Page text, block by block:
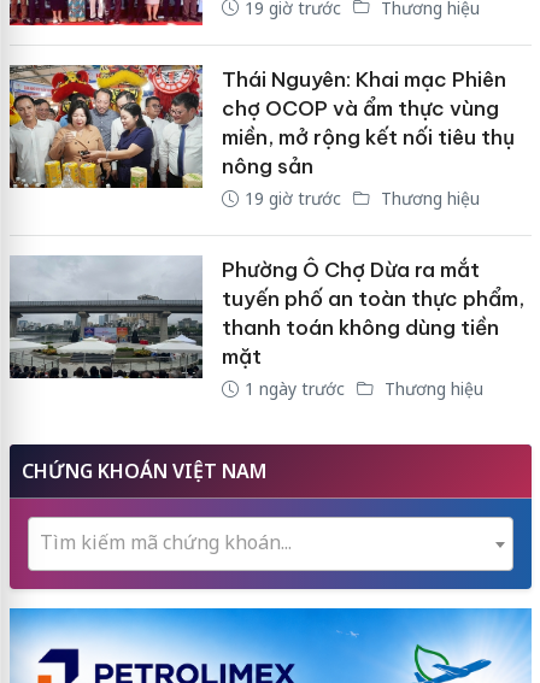
19 giờ trước Thương hiệu
Thái Nguyên: Khai mạc Phiên
chợ OCOP và ẩm thực vùng
miền, mở rộng kết nối tiêu thụ
nông sản
19 giờ trước Thương hiệu
Phường Ô Chợ Dừa ra mắt
tuyến phố an toàn thực phẩm,
thanh toán không dùng tiền
mặt
1 ngày trước Thương hiệu
CHỨNG KHOÁN VIỆT NAM
Tìm kiếm mã chứng khoán...